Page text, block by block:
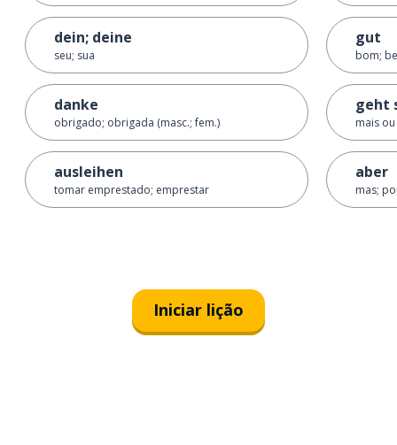
dein; deine
seu; sua
danke
obrigado; obrigada (masc.; fem.)
ausleihen
tomar emprestado; emprestar
gut
bom;
geht
mais
aber
mas;
Iniciar lição